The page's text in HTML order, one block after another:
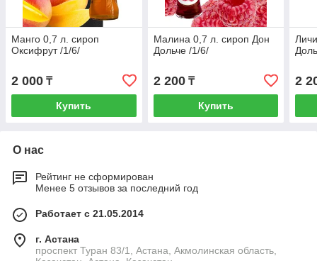
Манго 0,7 л. сироп
Оксифрут /1/6/
2 000 ₸
Купить
Малина 0,7 л. сироп Дон
Дольче /1/6/
2 200₸
Купить
2
О нас
Рейтинг не сформирован
Менее 5 отзывов за последний год
Работает с 21.05.2014
г. Астана
проспект Туран 83/1, Астана, Акмолинская область,